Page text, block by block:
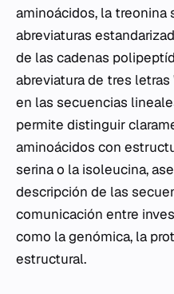
aminoácidos, la treonina
abreviaturas
de las cadenas
abreviatura de tres letras
en las secuencias
permite distinguir
aminoácidos con
serina o la isoleucina,
descripción de las
comunicación entre
como la genómica, la
estructural.